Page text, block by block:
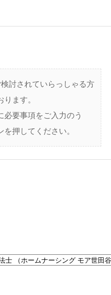
討されていらっしゃる方
ます。
要事項をご入力のう
押してください。